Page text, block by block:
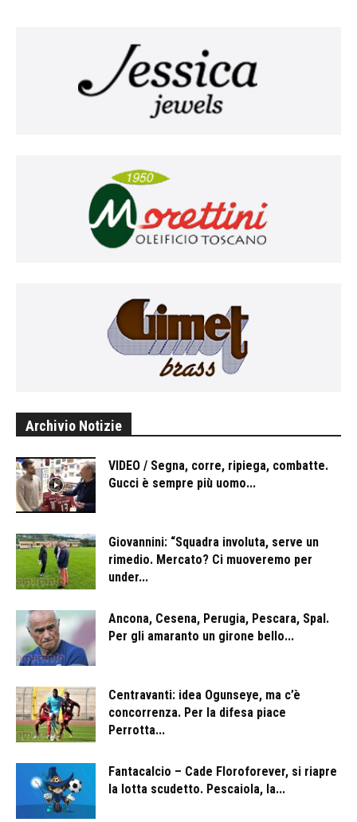
Archivio Notizie
VIDEO / Segna, corre, ripiega, combatte.
Gucci è sempre più uomo...
Giovannini: “Squadra involuta, serve un
rimedio. Mercato? Ci muoveremo per
under...
Ancona, Cesena, Perugia, Pescara, Spal.
Per gli amaranto un girone bello...
Centravanti: idea Ogunseye, ma c’è
concorrenza. Per la difesa piace
Perrotta...
Fantacalcio – Cade Floroforever, si riapre
la lotta scudetto. Pescaiola, la...